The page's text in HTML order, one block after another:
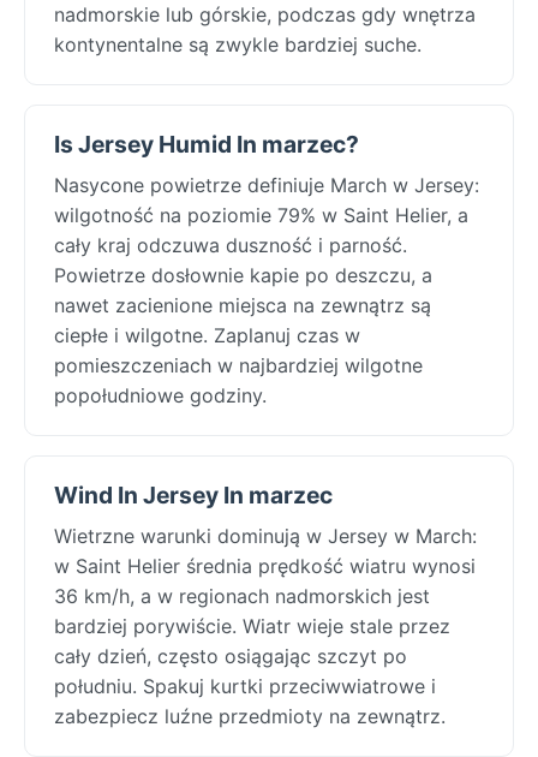
nadmorskie lub górskie, podczas gdy wnętrza
kontynentalne są zwykle bardziej suche.
Is Jersey Humid In marzec?
Nasycone powietrze definiuje March w Jersey:
wilgotność na poziomie 79% w Saint Helier, a
cały kraj odczuwa duszność i parność.
Powietrze dosłownie kapie po deszczu, a
nawet zacienione miejsca na zewnątrz są
ciepłe i wilgotne. Zaplanuj czas w
pomieszczeniach w najbardziej wilgotne
popołudniowe godziny.
Wind In Jersey In marzec
Wietrzne warunki dominują w Jersey w March:
w Saint Helier średnia prędkość wiatru wynosi
36 km/h, a w regionach nadmorskich jest
bardziej porywiście. Wiatr wieje stale przez
cały dzień, często osiągając szczyt po
południu. Spakuj kurtki przeciwwiatrowe i
zabezpiecz luźne przedmioty na zewnątrz.